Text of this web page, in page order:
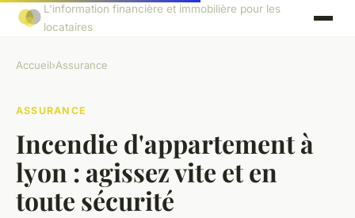
L'information financière et immobilière pour les
locataires
Accueil›Assurance
ASSURANCE
Incendie d'appartement à
lyon : agissez vite et en
toute sécurité